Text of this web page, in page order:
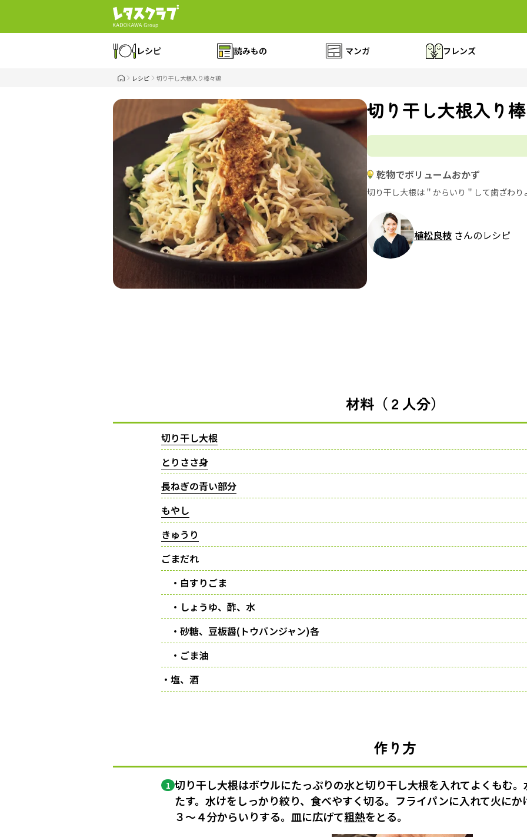
レシピ 読みもの マンガ フレンズ
レシピ 切り干し大根入り棒々鶏
切り干し大根入り
乾物でボリュームおかず
切り干し大根は＂からいり＂して歯ざわり
植松良枝 さんのレシピ
材料（２人分）
切り干し大根
とりささ身
長ねぎの青い部分
もやし
きゅうり
ごまだれ
・白すりごま
・しょうゆ、酢、水
・砂糖、豆板醤(トウバンジャン)各
・ごま油
・塩、酒
作り方
1 切り干し大根はボウルにたっぷりの水と切り干し大根を入れてよくもむ
たす。水けをしっかり絞り、食べやすく切る。フライパンに入れて火にか
３〜４分からいりする。皿に広げて粗熱をとる。